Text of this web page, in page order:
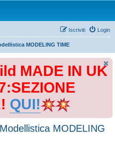
Login
Iscriviti
MODELING TIME
MADE IN UK
QUI!
MODELING